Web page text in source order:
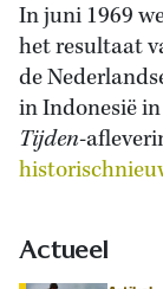
In juni 1969
het resultaat
de
in Indonesië
Tijden-
Actueel